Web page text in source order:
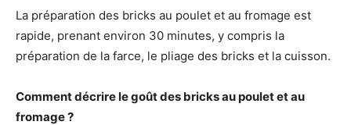
La préparation des bricks au poulet et au fromage est
rapide, prenant environ 30 minutes, y compris la
préparation de la farce, le pliage des bricks et la cuisson.
Comment décrire le goût des bricks au poulet et au
fromage ?